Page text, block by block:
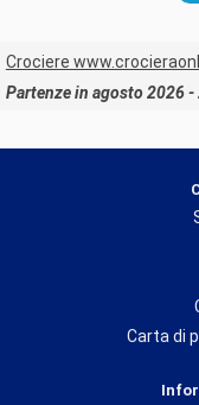
Crociere
Partenze in agosto 2026 -
Carta di